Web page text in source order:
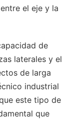
el eje y la
de
laterales y el
de larga
industrial
este tipo de
que